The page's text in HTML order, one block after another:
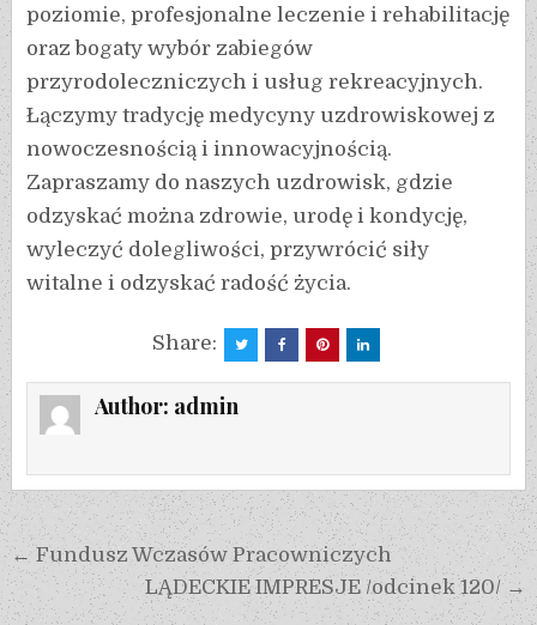
poziomie, profesjonalne leczenie i rehabilitację
oraz bogaty wybór zabiegów
przyrodoleczniczych i usług rekreacyjnych.
Łączymy tradycję medycyny uzdrowiskowej z
nowoczesnością i innowacyjnością.
Zapraszamy do naszych uzdrowisk, gdzie
odzyskać można zdrowie, urodę i kondycję,
wyleczyć dolegliwości, przywrócić siły
witalne i odzyskać radość życia.
Share:
Author: admin
← Fundusz Wczasów Pracowniczych
LĄDECKIE IMPRESJE /odcinek 120/ →